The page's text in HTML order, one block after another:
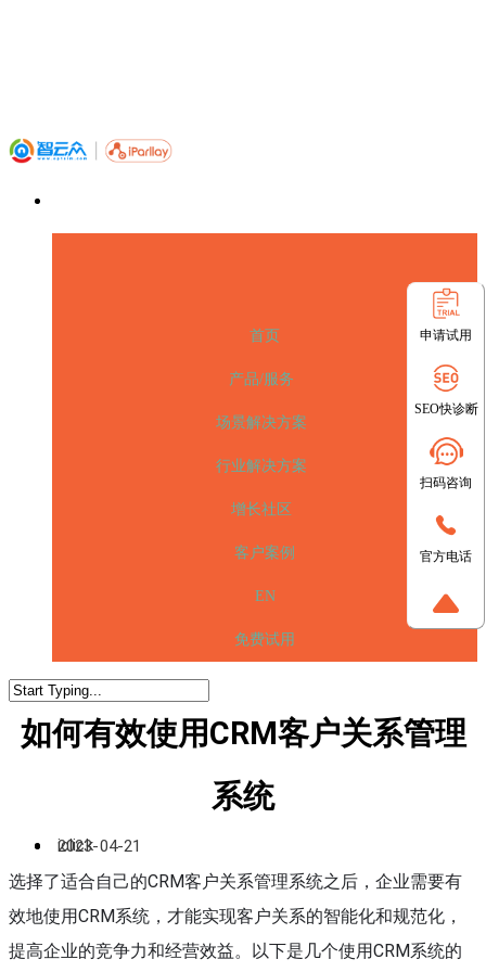
首页
产品/服务
场景解决方案
行业解决方案
增长社区
客户案例
EN
免费试用
如何有效使用CRM客户关系管理
系统
iclick
2023-04-21
选择了适合自己的CRM客户关系管理系统之后，企业需要有
效地使用CRM系统，才能实现客户关系的智能化和规范化，
提高企业的竞争力和经营效益。以下是几个使用CRM系统的
申请试用
SEO快诊断
扫码咨询
官方电话